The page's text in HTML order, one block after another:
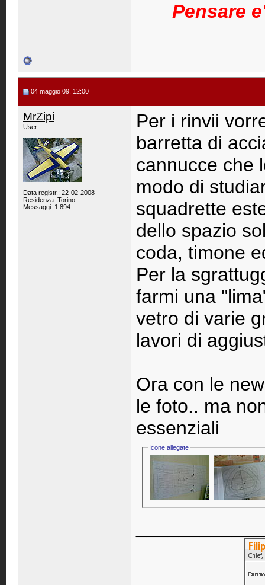
Pensare
04 maggio 09, 12:00
MrZipi
User
Data registr.: 22-02-2008
Residenza: Torino
Messaggi: 1.894
Per i rinvii
barretta di
cannucce che
modo di
squadrette
dello spazio
coda, timone
Per la
farmi una
vetro di varie
lavori di
Ora con le
le foto.. ma
essenziali
Icone allegate